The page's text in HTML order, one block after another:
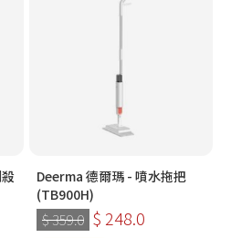
Deerma 德爾瑪 - 噴水拖把
(TB900H)
$ 359.0 $ 248.0